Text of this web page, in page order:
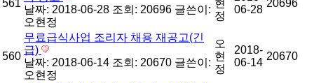
561
날짜: 2018-06-28 조회: 20696 글쓴이:
오현정
현
정
06-28
20696
560
무료급식사업 조리자 채용 재공고(긴
급)
날짜: 2018-06-14 조회: 20670 글쓴이:
오현정
오
현
정
2018-
06-14
20670